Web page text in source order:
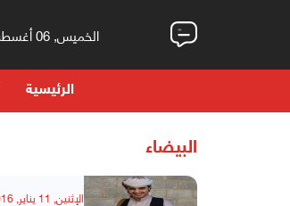
الخميس, 06 أغسطس, 2026 08:20 صباحاً
الرئيسية
البيضاء
الإثنين, 11 يناير, 2016